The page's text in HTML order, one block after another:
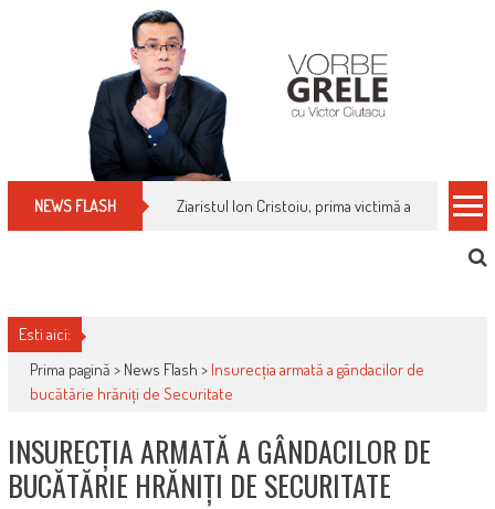
NEWS FLASH Ziaristul Ion Cristoiu, prima victimă a noi
Esti aici:
Prima pagină > News Flash > Insurecția armată a gândacilor de
bucătărie hrăniți de Securitate
INSURECȚIA ARMATĂ A GÂNDACILOR DE
BUCĂTĂRIE HRĂNIȚI DE SECURITATE